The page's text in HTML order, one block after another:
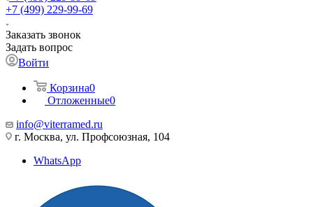
+7 (499) 229-99-69
Заказать звонок
Задать вопрос
Войти
Корзина0
Отложенные0
info@viterramed.ru
г. Москва, ул. Профсоюзная, 104
WhatsApp